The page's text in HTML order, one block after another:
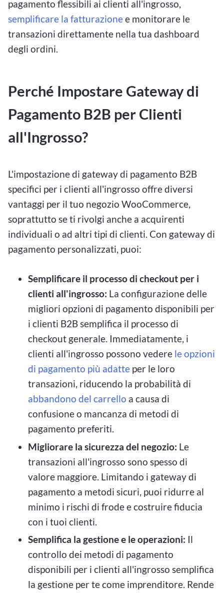
pagamento flessibili ai clienti all'ingrosso,
semplificare la fatturazionee monitorare le
transazioni direttamente nella tua dashboard
degli ordini.
Perché Impostare Gateway di
Pagamento B2B per Clienti
all'Ingrosso?
L'impostazione di gateway di pagamento B2B
specifici per i clienti all'ingrosso offre diversi
vantaggi per il tuo negozio WooCommerce,
soprattutto se ti rivolgi anche a acquirenti
individuali o ad altri tipi di clienti. Con gateway di
pagamento personalizzati, puoi:
Semplificare il processo di checkout per i
clienti all'ingrosso: La configurazione delle
migliori opzioni di pagamento disponibili per
i clienti B2B semplifica il processo di
checkout generale. Immediatamente, i
clienti all'ingrosso possono vedere le opzioni
di pagamento più adatte per le loro
transazioni, riducendo la probabilità di
abbandono del carrello a causa di
confusione o mancanza di metodi di
pagamento preferiti.
Migliorare la sicurezza del negozio: Le
transazioni all'ingrosso sono spesso di
valore maggiore. Limitando i gateway di
pagamento a metodi sicuri, puoi ridurre al
minimo i rischi di frode e costruire fiducia
con i tuoi clienti.
Semplifica la gestione e le operazioni: Il
controllo dei metodi di pagamento
disponibili per i clienti all'ingrosso semplifica
la gestione per te come imprenditore. Rende